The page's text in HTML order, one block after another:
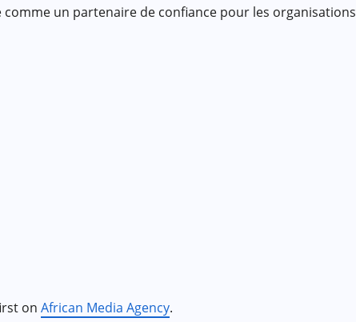
comme un partenaire de confiance pour les organisations
on African Media Agency.